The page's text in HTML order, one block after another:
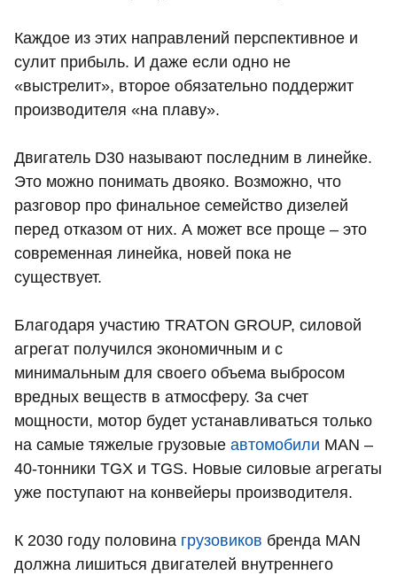
Каждое из этих направлений перспективное и
сулит прибыль. И даже если одно не
«выстрелит», второе обязательно поддержит
производителя «на плаву».
Двигатель D30 называют последним в линейке.
Это можно понимать двояко. Возможно, что
разговор про финальное семейство дизелей
перед отказом от них. А может все проще – это
современная линейка, новей пока не
существует.
Благодаря участию TRATON GROUP, силовой
агрегат получился экономичным и с
минимальным для своего объема выбросом
вредных веществ в атмосферу. За счет
мощности, мотор будет устанавливаться только
на самые тяжелые грузовые автомобили MAN –
40-тонники TGX и TGS. Новые силовые агрегаты
уже поступают на конвейеры производителя.
К 2030 году половина грузовиков бренда MAN
должна лишиться двигателей внутреннего